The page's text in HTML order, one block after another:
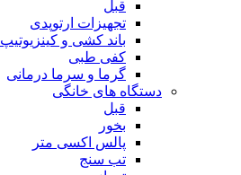
قبل
تجهیزات ارتوپدی
باند کشی و کینزیوتیپ
کفی طبی
گرما و سرما درمانی
دستگاه های خانگی
قبل
بخور
پالس اکسی متر
تب سنج